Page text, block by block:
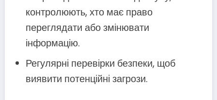
контролюють, хто має право
переглядати або змінювати
інформацію.
Регулярні перевірки безпеки, щоб
виявити потенційні загрози.